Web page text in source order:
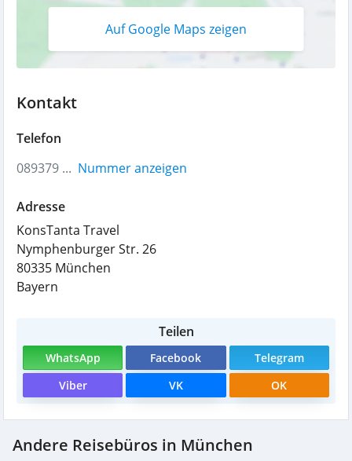
Auf Google Maps zeigen
Kontakt
Telefon
089379 ... Nummer anzeigen
Adresse
KonsTanta Travel
Nymphenburger Str. 26
80335 München
Bayern
Teilen
WhatsApp Facebook
Telegram
Viber
VK OK
Andere Reisebüros in München